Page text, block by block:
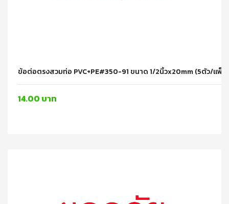
ข้อต่อตรงสวมท่อ PVC+PE#350-91 ขนาด 1/2นิ้วx20mm (5ตัว/แพ็ค)
14.00 บาท